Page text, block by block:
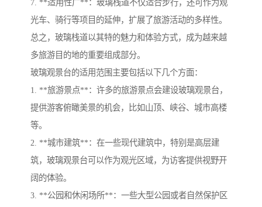
7. **适用性广**：玻璃栈道不仅适合步行，还可作为观
光车、骑行等项目的延伸，扩展了旅游活动的多样性。
总之，玻璃栈道以其特的魅力和体验方式，成为越来越
多旅游目的地的重要组成部分。
玻璃观景台的适用范围主要包括以下几个方面：
1. **旅游景点**：许多的旅游景点会建设玻璃观景台，
提供游客俯瞰美景的机会，比如山顶、峡谷、城市高楼
等。
2. **城市建筑**：在一些现代建筑中，特别是高层建
筑，玻璃观景台可以作为观光区域，为访客提供视野开
阔的体验。
3. **公园和休闲场所**：一些大型公园或者自然保护区